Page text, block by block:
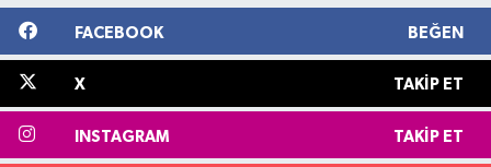
FACEBOOK BEĞEN
X TAKIP ET
INSTAGRAM TAKIP ET